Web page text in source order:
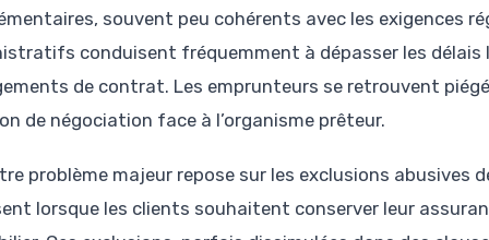
souvent peu cohérents avec les exigences
conduisent fréquemment à dépasser les
de contrat. Les emprunteurs se retrouvent
de négociation face à l’organisme prêteur.
problème majeur repose sur les exclusions abusives
lorsque les clients souhaitent conserver leur